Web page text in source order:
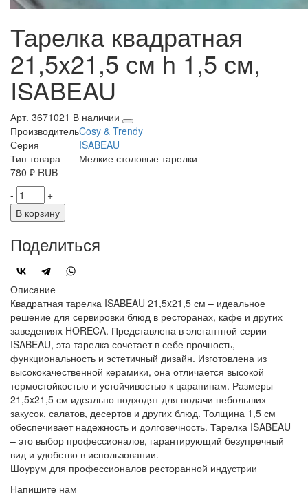
Тарелка квадратная
21,5x21,5 см h 1,5 см,
ISABEAU
Арт. 3671021 В наличии
ПроизводительCosy & Trendy
Серия
ISABEAU
Тип товара
Мелкие столовые тарелки
780 ₽ RUB
-
+
В корзину
Поделиться
Описание
Квадратная тарелка ISABEAU 21,5x21,5 см – идеальное
решение для сервировки блюд в ресторанах, кафе и других
заведениях HORECA. Представлена в элегантной серии
ISABEAU, эта тарелка сочетает в себе прочность,
функциональность и эстетичный дизайн. Изготовлена из
высококачественной керамики, она отличается высокой
термостойкостью и устойчивостью к царапинам. Размеры
21,5x21,5 см идеально подходят для подачи небольших
закусок, салатов, десертов и других блюд. Толщина 1,5 см
обеспечивает надежность и долговечность. Тарелка ISABEAU
– это выбор профессионалов, гарантирующий безупречный
вид и удобство в использовании.
Шоурум для профессионалов ресторанной индустрии
Напишите нам